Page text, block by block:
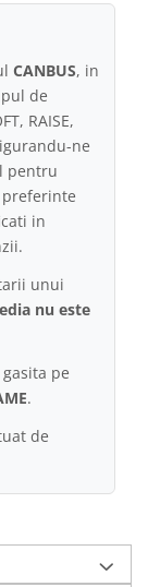
CANBUS, in
de
RAISE,
ne
pentru
preferinte
in
unui
nu este
pe
.
de